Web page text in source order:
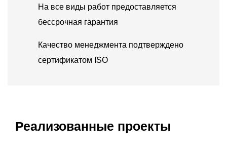
На все виды работ предоставляется
бессрочная гарантия
Качество менеджмента подтверждено
сертификатом ISO
Реализованные проекты